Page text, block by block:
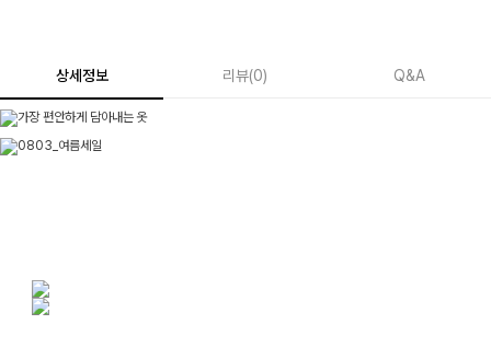
상세정보 리뷰(0) Q&A